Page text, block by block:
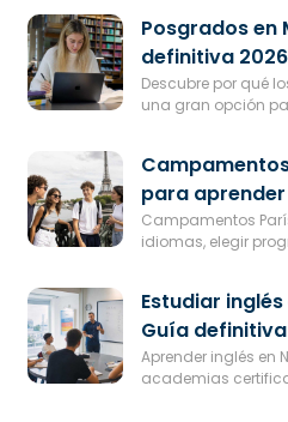
Posgrados en
definitiva 2026
Descubre por qué
una gran opción
para
Campamentos
idiomas, elegir
Estudiar
Guía
Aprender inglés en
academias